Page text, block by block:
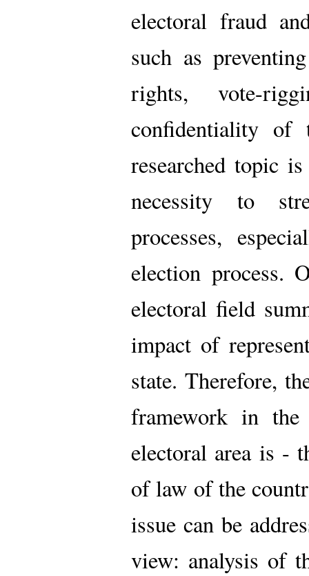
electoral fraud
such as
rights, vote-
confidentiality of
researched topic
necessity to
processes,
election process.
electoral field
impact of
state. Therefore,
framework in
electoral area is -
of law of the
issue can be
view: analysis of